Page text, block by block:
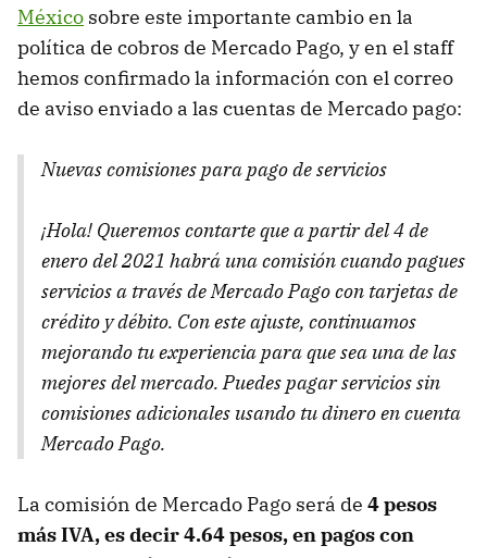
México sobre este importante cambio en la
política de cobros de Mercado Pago, y en el staff
hemos confirmado la información con el correo
de aviso enviado a las cuentas de Mercado pago:
Nuevas comisiones para pago de servicios
¡Hola! Queremos contarte que a partir del 4 de
enero del 2021 habrá una comisión cuando pagues
servicios a través de Mercado Pago con tarjetas de
crédito y débito. Con este ajuste, continuamos
mejorando tu experiencia para que sea una de las
mejores del mercado. Puedes pagar servicios sin
comisiones adicionales usando tu dinero en cuenta
Mercado Pago.
La comisión de Mercado Pago será de 4 pesos
más IVA, es decir 4.64 pesos, en pagos con